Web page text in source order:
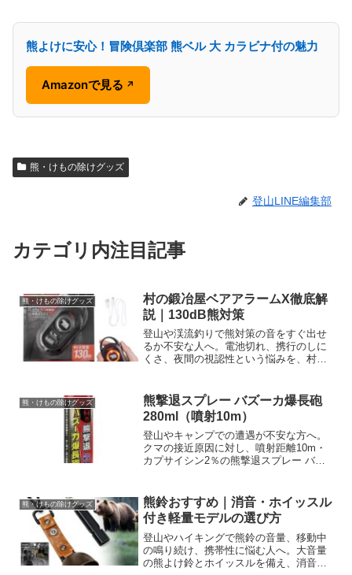
熊よけに安心！冒険倶楽部 熊ベル 大 カラビナ付の魅力
Amazonで見る ↗
熊・けもの除けグッズ
登山LINE編集部
カテゴリ内注目記事
熊・けもの除けグッズ
村の鍛冶屋ベアアラームX徹底解
説｜130dB熊対策
登山や渓流釣りで熊対策の音をすぐ出せ
るか不安な人へ。電池切れ、携行のしに
くさ、夜間の視認性という悩みを、村の
LEDライトでどう補えるか解説。キャン
プ・農作業・山菜採りにも、仕様と使い
方を確認して選びましょう。
熊・けもの除けグッズ
熊撃退スプレー バズーカ爆長砲
280ml（噴射10m）
登山やキャンプでの遭遇が不安な方へ。
クマの接近原因に対し、噴射距離10m・
カプサイシン2％の熊撃退スプレー バズ
の安全対策に今すぐ備えを。購入と使用
方法の確認を促します。
熊・けもの除けグッズ
熊鈴おすすめ｜消音・ホイッスル
付き軽量モデルの選び方
登山やハイキングで熊鈴の音量、移動中
の鳴り続け、携帯性に悩む人へ。大音量
の熊よけ鈴とホイッスルを備え、消音機